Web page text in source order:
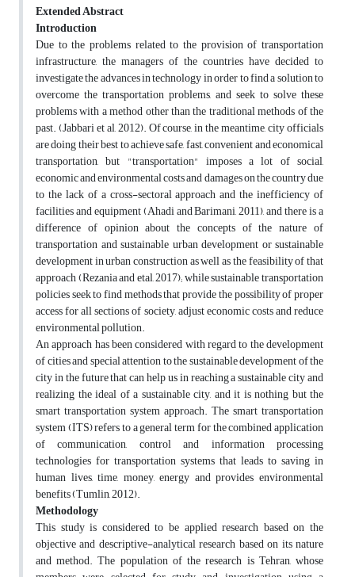
Extended Abstract
Introduction
Due to the problems related to the provision of transportation
infrastructure, the managers of the countries have decided to
investigate the advances in technology in order to find a solution to
overcome the transportation problems, and seek to solve these
problems with a method other than the traditional methods of the
past. (Jabbari et al, 2012). Of course, in the meantime, city officials
are doing their best to achieve safe, fast, convenient and economical
transportation, but "transportation" imposes a lot of social,
economic and environmental costs and damages on the country due
to the lack of a cross-sectoral approach and the inefficiency of
facilities and equipment (Ahadi and Barimani, 2011), and there is a
difference of opinion about the concepts of the nature of
transportation and sustainable urban development or sustainable
development in urban construction as well as the feasibility of that
approach (Rezania and etal, 2017); while sustainable transportation
policies seek to find methods that provide the possibility of proper
access for all sections of society, adjust economic costs and reduce
environmental pollution.
An approach has been considered with regard to the development
of cities and special attention to the sustainable development of the
city in the future that can help us in reaching a sustainable city and
realizing the ideal of a sustainable city, and it is nothing but the
smart transportation system approach. The smart transportation
system (ITS) refers to a general term for the combined application
of communication, control and information processing
technologies for transportation systems that leads to saving in
human lives, time, money, energy and provides environmental
benefits (Tumlin, 2012).
Methodology
This study is considered to be applied research based on the
objective and descriptive-analytical research based on its nature
and method. The population of the research is Tehran, whose